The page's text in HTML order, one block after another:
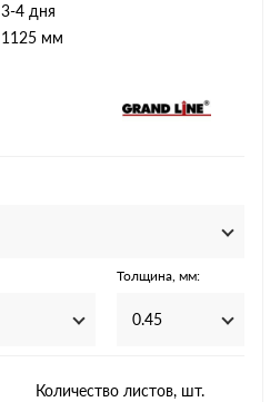
3-4 дня
1125 мм
Толщина, мм:
0.45
Количество листов, шт.